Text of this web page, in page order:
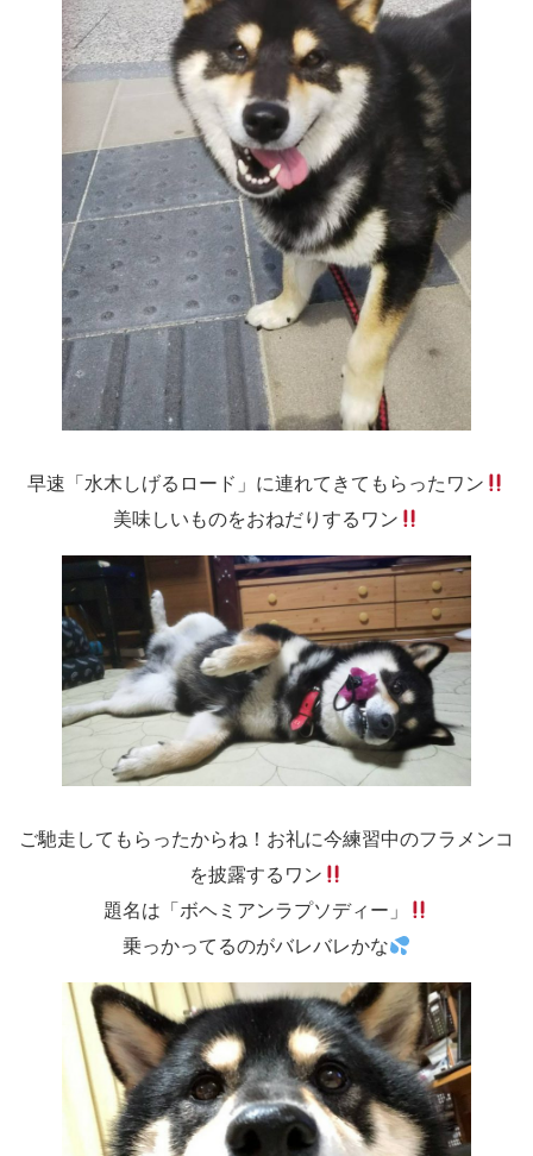
早速「水木しげるロード」に連れてきてもらったワン
美味しいものをおねだりするワン
ご馳走してもらったからね！お礼に今練習中のフラメンコ
を披露するワン
題名は「ボヘミアンラプソディー」
乗っかってるのがバレバレかな